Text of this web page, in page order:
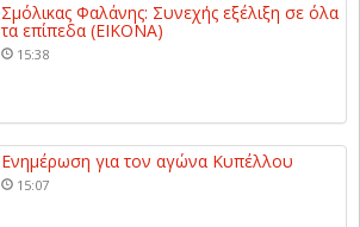
Σμόλικας Φαλάνης: Συνεχής εξέλιξη σε όλα
τα επίπεδα (ΕΙΚΟΝΑ)
15:38
Ενημέρωση για τον αγώνα Κυπέλλου
15:07